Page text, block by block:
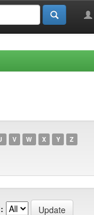
V W X Y Z